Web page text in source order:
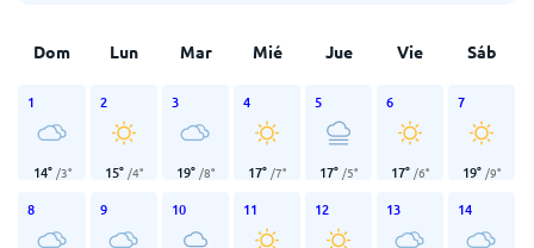
Dom Lun Mar Mié Jue Vie Sáb
1
14° /3°
2
15° /4°
3
19° /8°
4
17° /7°
5
17° /5°
6
17° /6°
7
19° /9°
8 9 10 11 12 13 14